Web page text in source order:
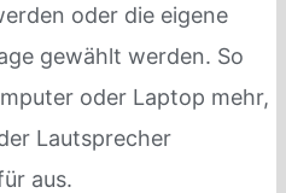
oder die eigene
gewählt werden. So
oder Laptop mehr,
Lautsprecher
aus.